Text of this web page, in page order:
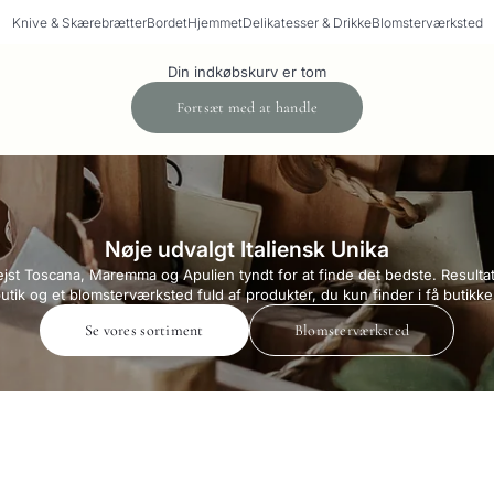
Knive & SkærebrætterBordetHjemmetDelikatesser & DrikkeBlomsterværksted
Din indkøbskurv er tom
Fortsæt med at handle
Nøje udvalgt Italiensk Unika
Toscana, Maremma og Apulien tyndt for at finde det bedste.
og et blomsterværksted fuld af produkter, du kun finder i få
Se vores sortiment Blomsterværksted